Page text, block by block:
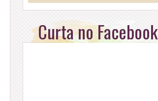
Curta no Facebook